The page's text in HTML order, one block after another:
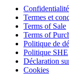
Confidentialité
Termes et
Terms of Sale
Terms of
Politique de
Politique SHE
Déclaration
Cookies